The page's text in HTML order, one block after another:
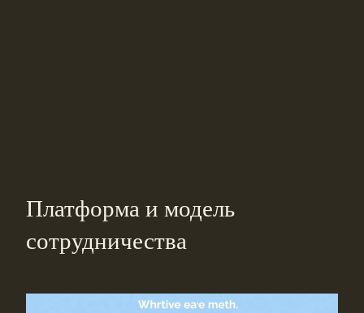
Платформа и модель
сотрудничества